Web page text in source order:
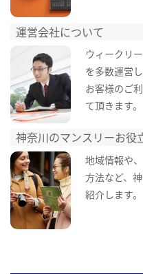
運営会社について
ウィークリ
を多数運営し
お客様のご
て頂きます。
神奈川のマンスリーお役
地域情報や
方法など、
紹介します。